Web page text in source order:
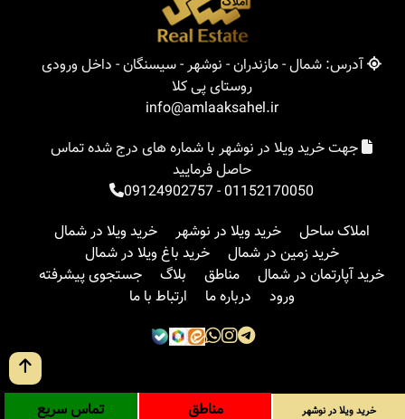
آدرس: شمال - مازندران - نوشهر - سیسنگان - داخل ورودی
روستای پی کلا
info@amlaaksahel.ir
جهت خرید ویلا در نوشهر با شماره های درج شده تماس
حاصل فرمایید
01152170050
-
09124902757
املاک ساحل
خرید ویلا در نوشهر
خرید ویلا در شمال
خرید زمین در شمال
خرید باغ ویلا در شمال
خرید آپارتمان در شمال
مناطق بلاگ
جستجوی پیشرفته
ورود
درباره ما ارتباط با ما
خرید ویلا در نوشهر مناطق تماس سریع